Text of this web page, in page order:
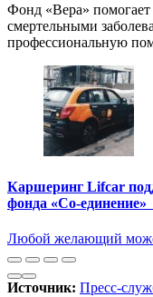
Фонд «Вера» помогает
смертельными
профессиональную
Каршеринг Lifcar
фонда «Со-единение»
Любой желающий
Источник: Пресс-